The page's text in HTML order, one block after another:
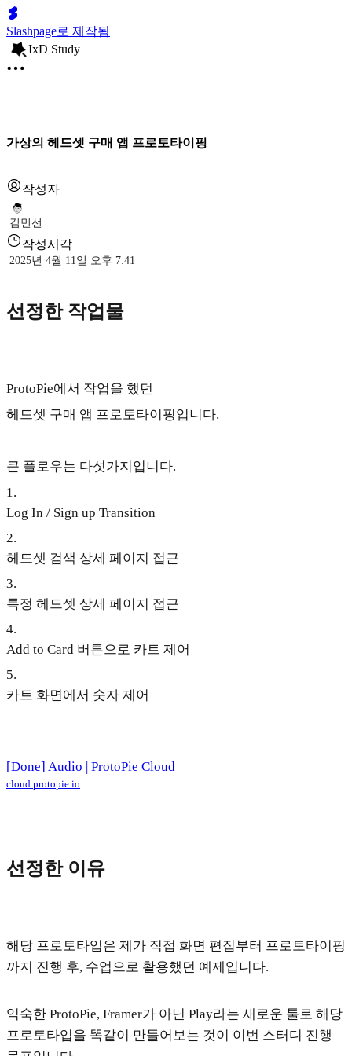
Slashpage로 제작됨
IxD Study
가상의 헤드셋 구매 앱 프로토타이핑
작성자
김민선
작성시각
2025년 4월 11일 오후 7:41
선정한 작업물
ProtoPie에서 작업을 했던
헤드셋 구매 앱 프로토타이핑입니다.
큰 플로우는 다섯가지입니다.
1 .
Log In / Sign up Transition
2.
헤드셋 검색 상세 페이지 접근
3.
특정 헤드셋 상세 페이지 접근
4.
Add to Card 버튼으로 카트 제어
5.
카트 화면에서 숫자 제어
[Done] Audio | ProtoPie Cloud
cloud.protopie.io
선정한 이유
해당 프로토타입은 제가 직접 화면 편집부터 프로토타이핑
까지 진행 후, 수업으로 활용했던 예제입니다.
익숙한 ProtoPie, Framer가 아닌 Play라는 새로운 툴로 해당
프로토타입을 똑같이 만들어보는 것이 이번 스터디 진행